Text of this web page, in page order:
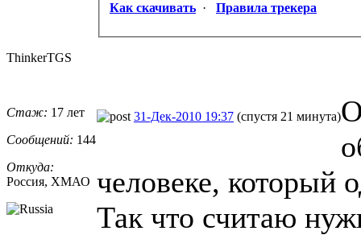
Как скачивать · Правила трекера
ThinkerTGS
Стаж: 17 лет
Сообщений: 144
Откуда:
Россия, ХМАО
31-Дек-2010 19:37 (спустя 21 минута)
человеке, который
Так что считаю